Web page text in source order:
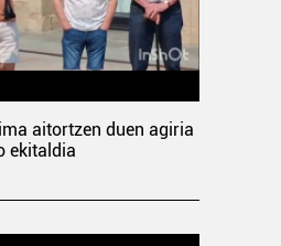
aitortzen duen agiria
ekitaldia